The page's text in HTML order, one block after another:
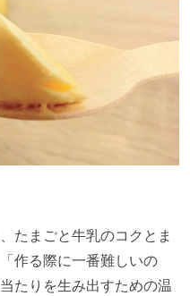
たまごと牛乳のコクとま
作る際に一番難しいの
たりを生み出すための温